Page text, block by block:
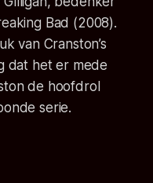
Bad (2008).
van Cranston’s
dat het er mede
de hoofdrol
serie.